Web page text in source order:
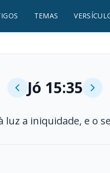
TEMAS
Jó 15:35
luz a iniquidade, e o